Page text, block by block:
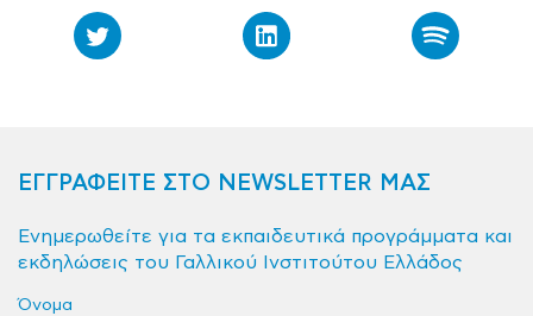
ΕΓΓΡΑΦΕΙΤΕ ΣΤΟ NEWSLETTER ΜΑΣ
Ενημερωθείτε για τα εκπαιδευτικά προγράμματα και
εκδηλώσεις του Γαλλικού Ινστιτούτου Ελλάδος
Όνομα